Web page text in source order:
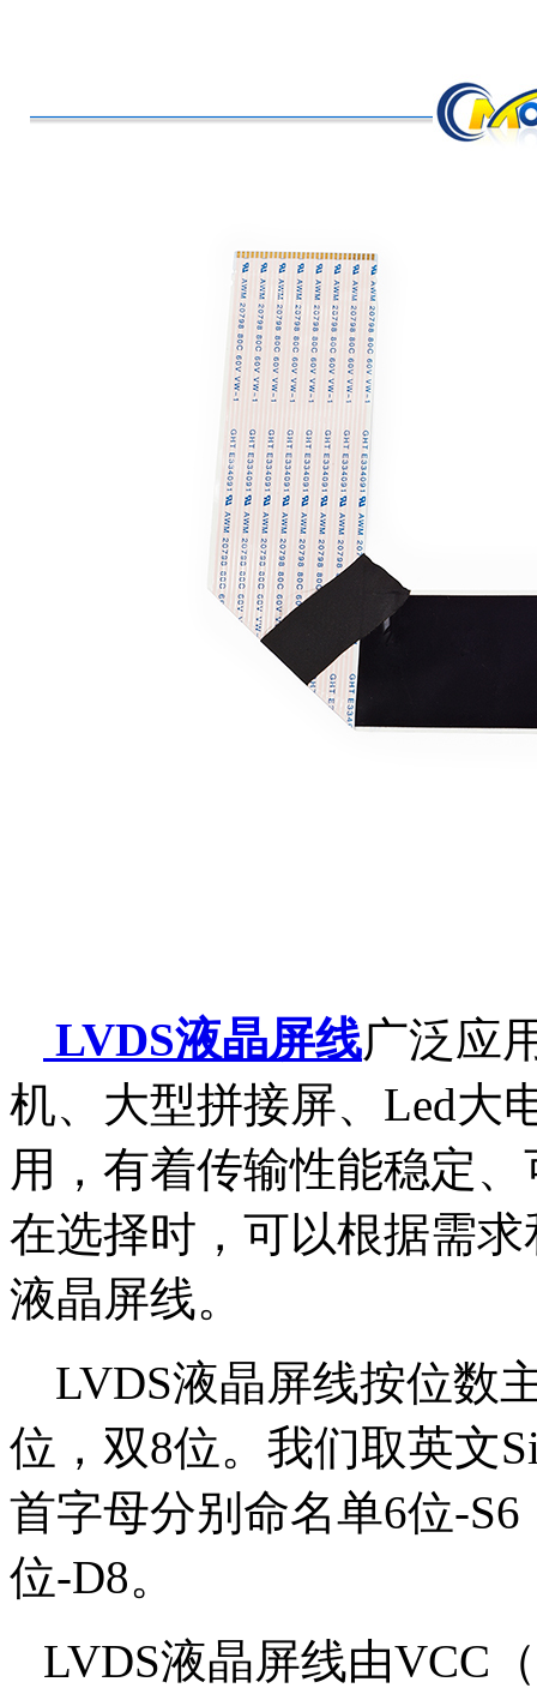
LVDS液晶屏线广泛应
机、大型拼接屏、 Led大
用，有着传输性能稳定
在选择时，可以根据需
液晶屏线。
LVDS液晶屏线按位数
位，双8位。我们取英文
首字母分别命名单6位-S6
位-D8。
LVDS液晶屏线由VCC